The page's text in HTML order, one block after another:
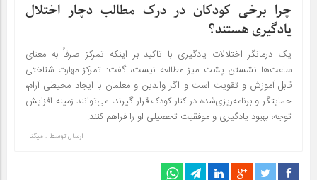
چرا برخی کودکان در درک مطالب دچار اختلال
یادگیری هستند؟
یک درمانگر اختلالات یادگیری با تاکید بر اینکه تمرکز صرفاً به معنای
ساعت‌ها نشستن پشت میز مطالعه نیست، گفت: تمرکز مهارت شناختی
قابل آموزش و تقویت است و اگر والدین و معلمان با ایجاد محیطی آرام،
حمایتگر و برنامه‌ریزی‌شده در کنار کودک قرار گیرند، می‌توانند زمینه افزایش
توجه، بهبود یادگیری و موفقیت تحصیلی او را فراهم کنند.
ارسال توسط : میگنا